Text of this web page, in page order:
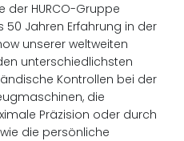
der HURCO-Gruppe
Jahren Erfahrung in der
unserer weltweiten
unterschiedlichsten
Kontrollen bei der
die
Präzision oder durch
die persönliche